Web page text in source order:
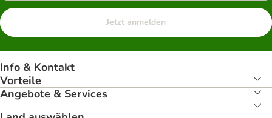
Jetzt anmelden
Info & Kontakt
Vorteile
Angebote & Services